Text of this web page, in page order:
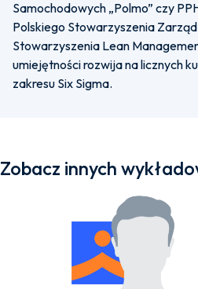
Samochodowych „Polmo” czy
Polskiego Stowarzyszenia
Stowarzyszenia Lean
umiejętności rozwija na licznych
zakresu Six Sigma.
Zobacz innych